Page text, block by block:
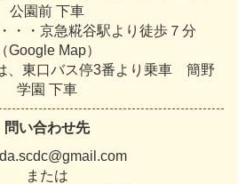
公園前 下車
・・京急糀谷駅より徒歩７分
（Google Map）
口バス停3番より乗車 簡野
学園 下車
問い合わせ先
または